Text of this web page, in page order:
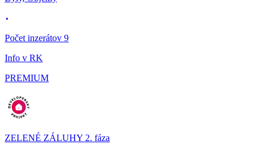
Počet inzerátov 9
Info v RK
PREMIUM
ZELENÉ ZÁLUHY 2. fáza